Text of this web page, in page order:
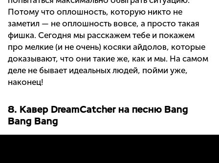
Потому что оплошность, которую никто не
заметил — не оплошность вовсе, а просто такая
фишка. Сегодня мы расскажем тебе и покажем
про мелкие (и не очень) косяки айдолов, которые
доказывают, что они такие же, как и мы. На самом
деле не бывает идеальных людей, пойми уже,
наконец!
8. Кавер DreamCatcher на песню Bang
Bang Bang